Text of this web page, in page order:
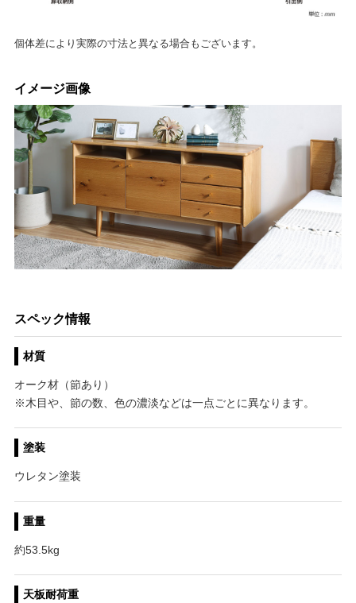
個体差により実際の寸法と異なる場合もございます。
イメージ画像
スペック情報
材質
オーク材（節あり）
※木目や、節の数、色の濃淡などは一点ごとに異なります。
塗装
ウレタン塗装
重量
約53.5kg
天板耐荷重